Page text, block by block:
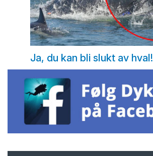
Ja, du kan bli slukt av hval!